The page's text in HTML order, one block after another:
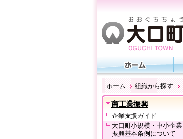
ホーム 組織から探す
商工業振興
企業支援ガイド
大口町小規模・中小企業
振興基本条例について